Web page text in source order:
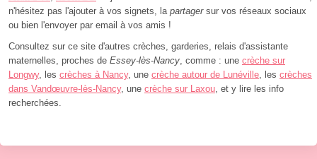
n'hésitez pas l'ajouter à vos signets, la partagersur vos réseaux sociaux
ou bien l'envoyer par email à vos amis !
Consultez sur ce site d'autres crèches, garderies, relais d'assistante
maternelles, proches de Essey-lès-Nancy, comme : une crèche sur
Longwy, les crèches à Nancy, une crèche autour de Lunéville, les crèches
dans Vandœuvre-lès-Nancy, une crèche sur Laxou, et y lire les info
recherchées.